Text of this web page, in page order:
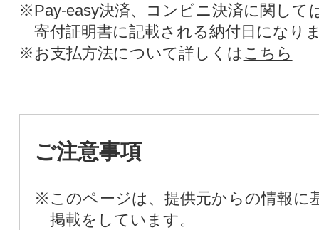
※Pay-easy決済、コンビニ決済に関して
寄付証明書に記載される納付日になり
※お支払方法について詳しくは こちら
ご注意事項
※このページは、提供元からの情報に
掲載をしています。